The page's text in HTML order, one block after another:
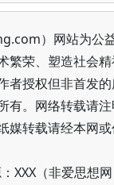
）网站为公
繁荣、塑造社会精
者授权但非首发的
有。网络转载请
媒转载请经本网
XXX（非爱思想网